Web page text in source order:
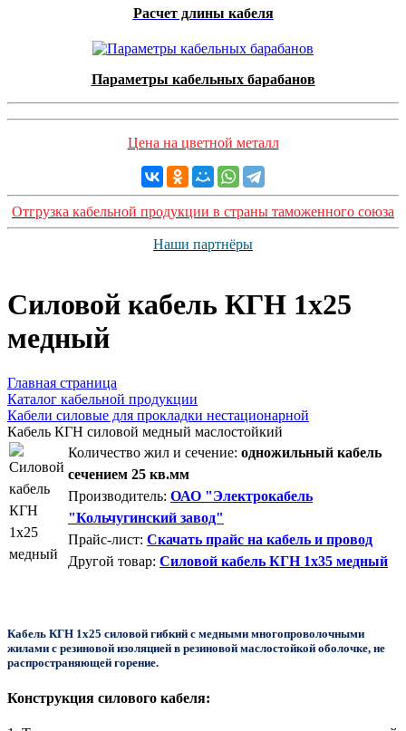
Расчет длины кабеля
Параметры кабельных барабанов
Цена на цветной металл
Отгрузка кабельной продукции в страны таможенного союза
Наши партнёры
Силовой кабель КГН 1x25
медный
Главная страница
Каталог кабельной продукции
Кабели силовые для прокладки нестационарной
Кабель КГН силовой медный маслостойкий
Количество жил и сечение: одножильный кабель
сечением 25 кв.мм
Производитель: ОАО "Электрокабель
"Кольчугинский завод"
Прайс-лист: Скачать прайс на кабель и провод
Другой товар: Силовой кабель КГН 1x35 медный
Кабель КГН 1х25 силовой гибкий с медными многопроволочными
жилами с резиновой изоляцией в резиновой маслостойкой оболочке, не
распространяющей горение.
Конструкция силового кабеля: